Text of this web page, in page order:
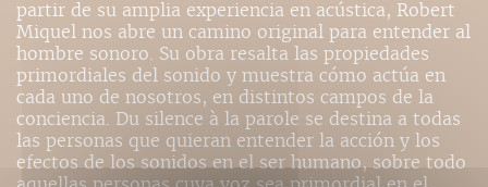
partir de su amplia experiencia en acústica, Robert
Miquel nos abre un camino original para entender al
hombre sonoro. Su obra resalta las propiedades
primordiales del sonido y muestra cómo actúa en
cada uno de nosotros, en distintos campos de la
conciencia. Du silence à la parole se destina a todas
las personas que quieran entender la acción y los
efectos de los sonidos en el ser humano, sobre todo